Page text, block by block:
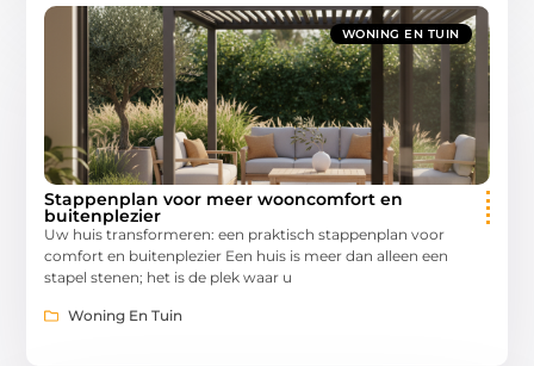
WONING EN TUIN
Stappenplan voor meer wooncomfort en
buitenplezier
Uw huis transformeren: een praktisch stappenplan voor
comfort en buitenplezier Een huis is meer dan alleen een
stapel stenen; het is de plek waar u
Woning En Tuin